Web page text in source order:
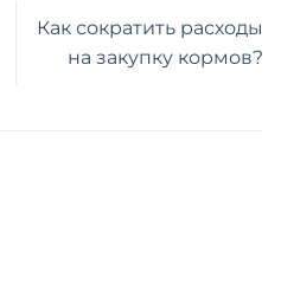
Как сократить расходы
на закупку кормов?